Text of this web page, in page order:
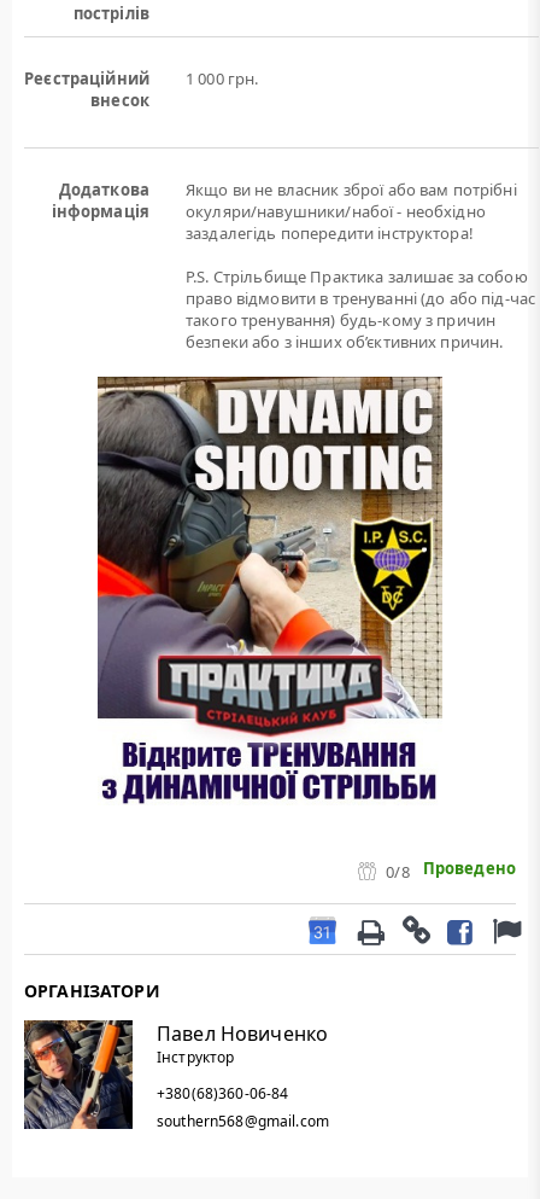
пострілів
Реєстраційний
внесок
1 000 грн.
Додаткова
інформація
Якщо ви не власник зброї або вам потрiбнi
окуляри/навушники/набої - необхідно
заздалегідь попередити інструктора!
P.S. Стрільбище Практика залишає за собою
право відмовити в тренуванні (до або під-час
такого тренування) будь-кому з причин
безпеки або з інших об’єктивних причин.
0/8 Проведено
ОРГАНІЗАТОРИ
Павел Новиченко
Інструктор
+380(68)360-06-84
southern568@gmail.com